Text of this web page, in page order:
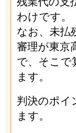
わけです。
なお、未払
審理が東京
で、そこで
ます。
判決のポイ
ます。